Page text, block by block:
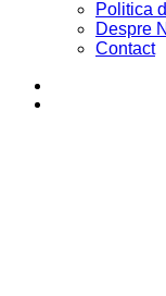
Politica
Despre
Contact